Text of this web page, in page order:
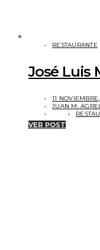
RESTAURANTE
José Luis
11
JUAN M.
VER POST